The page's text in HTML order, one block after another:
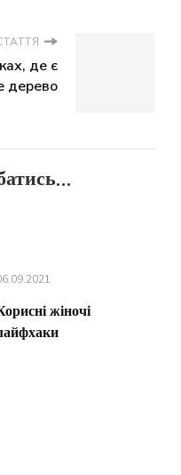
де є
дерево
жіночі